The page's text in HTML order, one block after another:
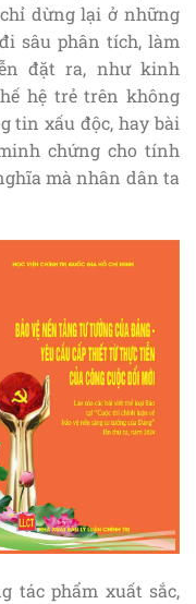
dừng lại ở những
sâu phân tích, làm
đặt ra, như kinh
hệ trẻ trên không
tin xấu độc, hay bài
chứng cho tính
mà nhân dân ta
tác phẩm xuất sắc,